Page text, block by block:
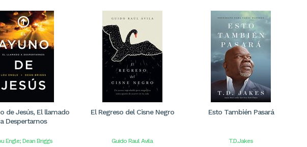
de Jesús, El llamado
a Despertarnos
Engle; Dean Briggs
El Regreso del Cisne Negro
Guido Raul Avila
Esto También Pasará
T.D.Jakes